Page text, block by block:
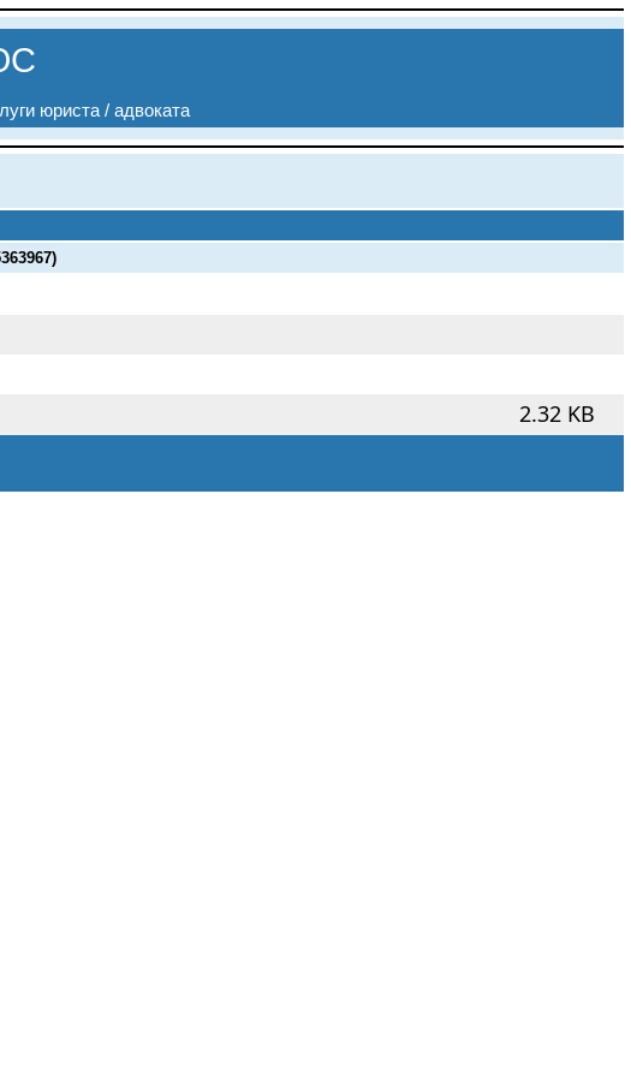
юриста / адвоката
2.32 KB